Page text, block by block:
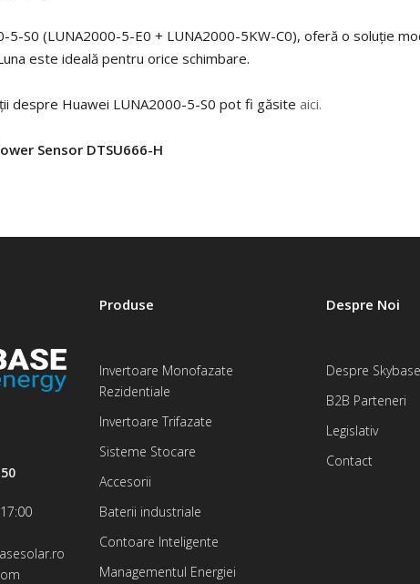
5-S0 (LUNA2000-5-E0 + LUNA2000-5KW-C0), oferă o soluție
este ideală pentru orice schimbare.
despre Huawei LUNA2000-5-S0 pot fi găsite aici.
Sensor DTSU666-H
Produse
Invertoare Monofazate
Rezidentiale
Invertoare Trifazate
Sisteme Stocare
Accesorii
Baterii industriale
Contoare Inteligente
Managementul Energiei
Despre Noi
Despre Skybase
B2B Parteneri
Legislativ
Contact